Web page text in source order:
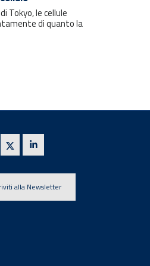
Tokyo, le cellule
di quanto la
alla Newsletter